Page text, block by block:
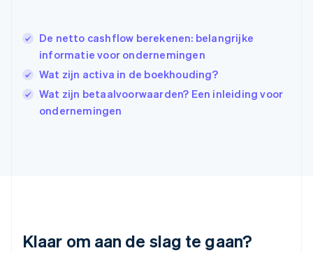
De netto cashflow berekenen: belangrijke
informatie voor ondernemingen
Wat zijn activa in de boekhouding?
Wat zijn betaalvoorwaarden? Een inleiding voor
ondernemingen
Klaar om aan de slag te gaan?
English
Italië
ItalianoEnglish
日本語English
Kroatië
FrançaisDeutschEnglish